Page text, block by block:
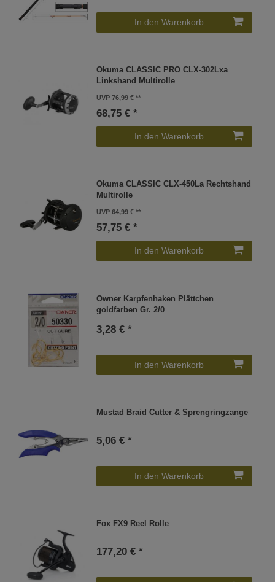
In den Warenkorb
Okuma CLASSIC PRO CLX-302Lxa
Linkshand Multirolle
UVP 76,99 €
68,75 € *
In den Warenkorb
Okuma CLASSIC CLX-450La Rechtshand
Multirolle
UVP 64,99 €
57,75 € *
In den Warenkorb
Owner Karpfenhaken Plättchen
goldfarben Gr. 2/0
3,28 € *
In den Warenkorb
Mustad Braid Cutter & Sprengringzange
5,06 € *
In den Warenkorb
Fox FX9 Reel Rolle
177,20 € *